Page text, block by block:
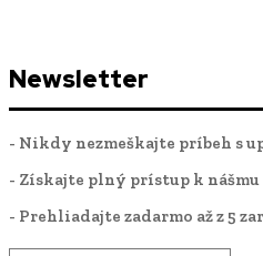
Newsletter
- Nikdy nezmeškajte príbeh s
- Získajte plný prístup k nášmu
- Prehliadajte zadarmo až z 5